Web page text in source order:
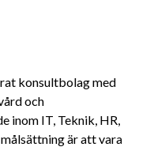
konsultbolag med
och
inom IT, Teknik, HR,
är att vara